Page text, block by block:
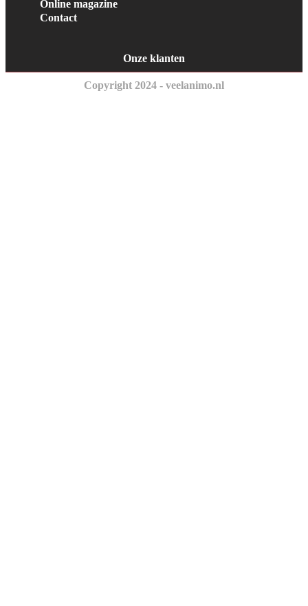
Online magazine
Contact
Onze klanten
Copyright 2024 - veelanimo.nl